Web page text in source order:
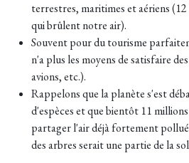
terrestres, maritimes et aériens
qui brûlent notre air).
Souvent pour du tourisme
n'a plus les moyens de satisfaire
avions, etc.).
Rappelons que la planète s'est
d'espèces et que bientôt 11
partager l'air déjà fortement
des arbres serait une partie de la